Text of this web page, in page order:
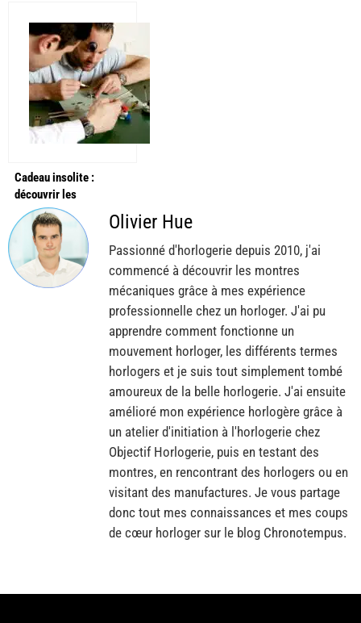
Cadeau insolite :
découvrir les
mouvements d’une
montre avec Objectif
Horlogerie
Olivier Hue
Passionné d'horlogerie depuis 2010, j'ai
commencé à découvrir les montres
mécaniques grâce à mes expérience
professionnelle chez un horloger. J'ai pu
apprendre comment fonctionne un
mouvement horloger, les différents termes
horlogers et je suis tout simplement tombé
amoureux de la belle horlogerie. J'ai ensuite
amélioré mon expérience horlogère grâce à
un atelier d'initiation à l'horlogerie chez
Objectif Horlogerie, puis en testant des
montres, en rencontrant des horlogers ou en
visitant des manufactures. Je vous partage
donc tout mes connaissances et mes coups
de cœur horloger sur le blog Chronotempus.